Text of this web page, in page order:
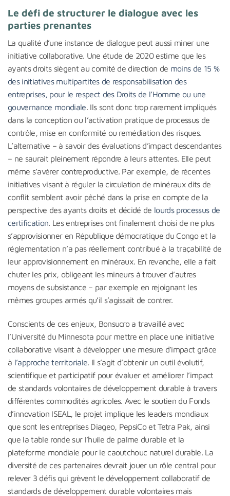
Le défi de structurer le dialogue avec les
parties prenantes
La qualité d’une instance de dialogue peut aussi miner une
initiative collaborative. Une étude de 2020 estime que les
ayants droits siègent au comité de direction de moins de 15 %
des initiatives multipartites de responsabilisation des
entreprises, pour le respect des Droits de l’Homme ou une
gouvernance mondiale. Ils sont donc trop rarement impliqués
dans la conception ou l’activation pratique de processus de
contrôle, mise en conformité ou remédiation des risques.
L’alternative – à savoir des évaluations d’impact descendantes
– ne saurait pleinement répondre à leurs attentes. Elle peut
même s’avérer contreproductive. Par exemple, de récentes
initiatives visant à réguler la circulation de minéraux dits de
conflit semblent avoir pêché dans la prise en compte de la
perspective des ayants droits et décidé de lourds processus de
certification. Les entreprises ont finalement choisi de ne plus
s’approvisionner en République démocratique du Congo et la
réglementation n’a pas réellement contribué à la traçabilité de
leur approvisionnement en minéraux. En revanche, elle a fait
chuter les prix, obligeant les mineurs à trouver d’autres
moyens de subsistance – par exemple en rejoignant les
mêmes groupes armés qu’il s’agissait de contrer.
Conscients de ces enjeux, Bonsucro a travaillé avec
l’Université du Minnesota pour mettre en place une initiative
collaborative visant à développer une mesure d’impact grâce
à l’approche territoriale. Il s’agit d’obtenir un outil évolutif,
scientifique et participatif pour évaluer et améliorer l’impact
de standards volontaires de développement durable à travers
différentes commodités agricoles. Avec le soutien du Fonds
d’innovation ISEAL, le projet implique les leaders mondiaux
que sont les entreprises Diageo, PepsiCo et Tetra Pak, ainsi
que la table ronde sur l’huile de palme durable et la
plateforme mondiale pour le caoutchouc naturel durable. La
diversité de ces partenaires devrait jouer un rôle central pour
relever 3 défis qui grèvent le développement collaboratif de
standards de développement durable volontaires mais